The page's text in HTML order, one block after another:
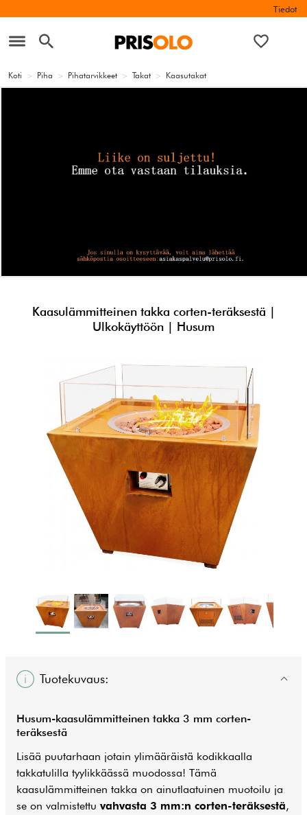
Tiedot
Koti > Piha > Pihatarvikkeet > Takat > Kaasutakat
Kaasulämmitteinen takka corten-teräksestä |
Ulkokäyttöön | Husum
Tuotekuvaus:
Husum-kaasulämmitteinen takka 3 mm corten-
teräksestä
Lisää puutarhaan jotain ylimääräistä kodikkaalla
takkatulilla tyylikkäässä muodossa! Tämä
kaasulämmitteinen takka on ainutlaatuinen muotoilu ja
se on valmistettu vahvasta 3 mm:n corten-teräksestä,